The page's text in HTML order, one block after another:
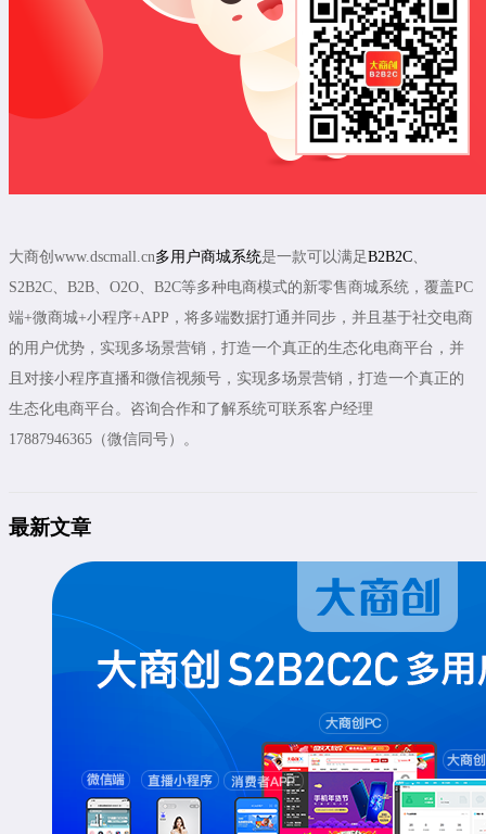
大商创www.dscmall.cn多用户商城系统是一款可以满足B2B2C
S2B2C、B2B、O2O、B2C等多种电商模式的新零售商城系统，覆盖PC
端+微商城+小程序+APP，将多端数据打通并同步，并且基于社交电商
的用户优势，实现多场景营销，打造一个真正的生态化电商平台，并
且对接小程序直播和微信视频号，实现多场景营销，打造一个真正的
生态化电商平台。咨询合作和了解系统可联系客户经理
17887946365（微信同号）。
最新文章